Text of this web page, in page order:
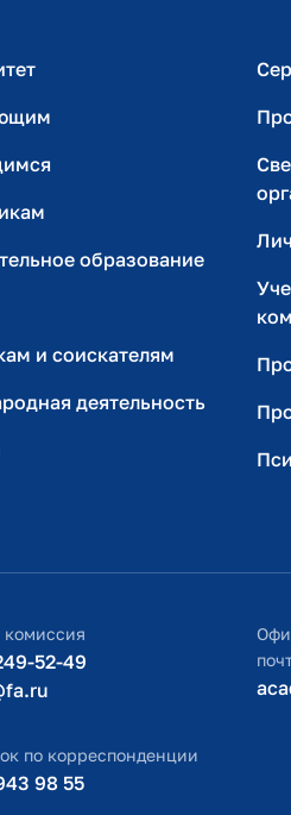
образование
и соискателям
деятельность
52-49
по корреспонденции
98 55